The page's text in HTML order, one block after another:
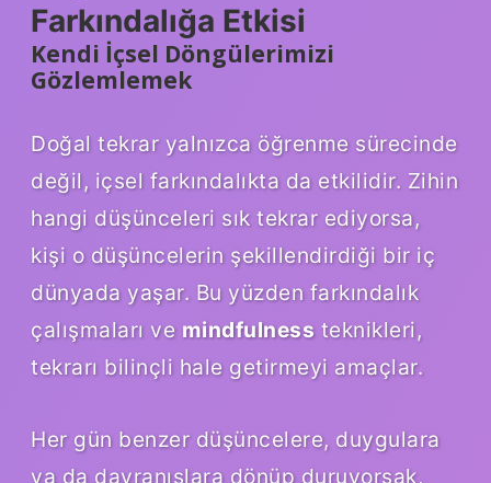
Farkındalığa Etkisi
Kendi İçsel Döngülerimizi
Gözlemlemek
Doğal tekrar yalnızca öğrenme sürecinde
değil, içsel farkındalıkta da etkilidir. Zihin
hangi düşünceleri sık tekrar ediyorsa,
kişi o düşüncelerin şekillendirdiği bir iç
dünyada yaşar. Bu yüzden farkındalık
çalışmaları ve mindfulnessteknikleri,
tekrarı bilinçli hale getirmeyi amaçlar.
Her gün benzer düşüncelere, duygulara
ya da davranışlara dönüp duruyorsak,